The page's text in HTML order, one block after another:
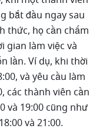
bắt đầu ngay sau
thức, họ cần chấm
gian làm việc và
lần. Ví dụ, khi thời
và yêu cầu làm
các thành viên cần
và 19:00 cũng như
và 21:00.